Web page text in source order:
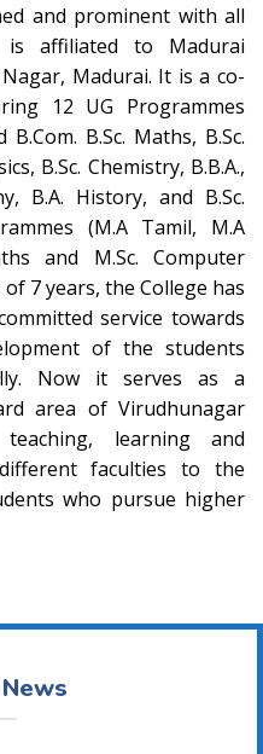
and prominent with all
is affiliated to Madurai
Madurai. It is a co-
12 UG Programmes
B.Sc. Maths, B.Sc.
B.Sc. Chemistry, B.B.A.,
B.A. History, and B.Sc.
(M.A Tamil, M.A
and M.Sc. Computer
7 years, the College has
service towards
of the students
Now it serves as a
area of Virudhunagar
learning and
faculties to the
who pursue higher